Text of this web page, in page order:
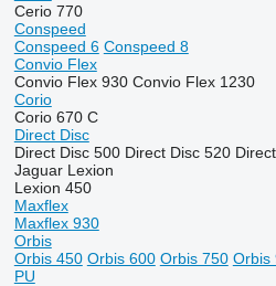
Cerio 770
Conspeed
Conspeed 6 Conspeed 8
Convio Flex
Convio Flex 930 Convio Flex 1230
Corio
Corio 670 C
Direct Disc
Direct Disc 500 Direct Disc 520
Jaguar Lexion
Lexion 450
Maxflex
Maxflex 930
Orbis
Orbis 450 Orbis 600 Orbis 750 Orbis
PU